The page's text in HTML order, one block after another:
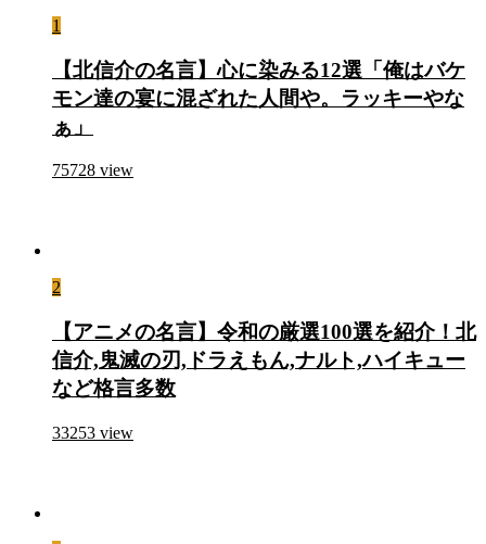
1
【北信介の名言】心に染みる12選「俺はバケ
モン達の宴に混ざれた人間や。ラッキーやな
ぁ」
75728 view
2
【アニメの名言】令和の厳選100選を紹介！北
信介,鬼滅の刃,ドラえもん,ナルト,ハイキュー
など格言多数
33253 view